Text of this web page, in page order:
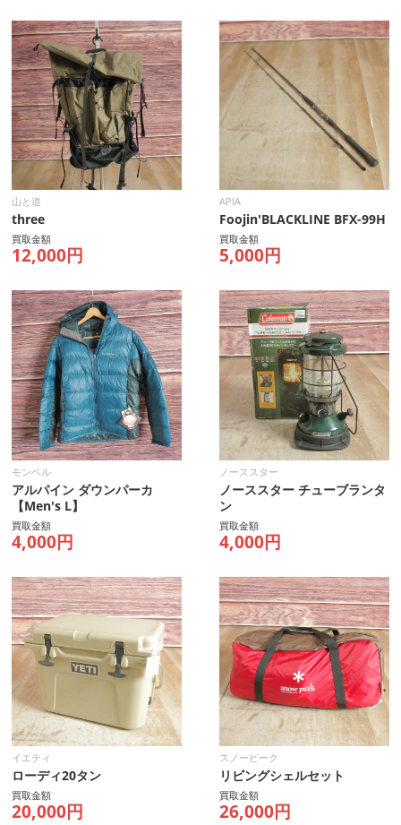
山と道
three
買取金額
12,000円
APIA
Foojin'BLACKLINE BFX-99H
買取金額
5,000円
モンベル
アルパイン ダウンパーカ
【Men's L】
買取金額
4,000円
ノーススター
ノーススター チューブランタ
ン
買取金額
4,000円
イエティ
ローディ20タン
買取金額
20,000円
スノーピーク
リビングシェルセット
買取金額
26,000円